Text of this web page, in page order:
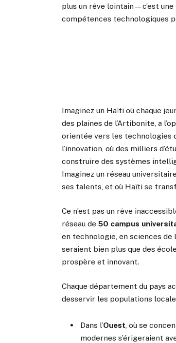
plus un rêve lointain—c’est
compétences technologiques
Imaginez un Haïti où chaque
des plaines de l’Artibonite, a
orientée vers les technologies
l’innovation, où des milliers
construire des systèmes
Imaginez un réseau
ses talents, et où Haïti se
Ce n’est pas un rêve
réseau de50 campus
en technologie, en sciences
seraient bien plus que des
prospère et innovant.
Chaque département du pays
desservir les populations
Dans l’Ouest, où se
modernes s’érigeraient